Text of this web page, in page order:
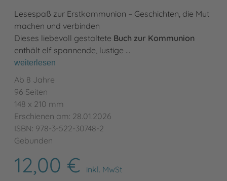
Lesespaß zur Erstkommunion – Geschichten, die Mut
machen und verbinden
Dieses liebevoll gestaltete Buch zur Kommunion
enthält elf spannende, lustige …
weiterlesen
Ab 8 Jahre
96 Seiten
148 x 210 mm
Erschienen am: 28.01.2026
ISBN: 978-3-522-30748-2
Gebunden
12,00 €
inkl. MwSt